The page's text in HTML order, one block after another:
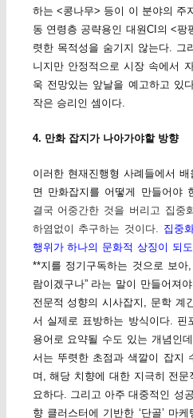
하는 <콩나무> 등이 이 분야의 주
동 연령층 공략용인 대원CI의 <팡
렷한 목적성을 숨기지 않는다.
니지만 안정적으로 시장 속에서
욱 전망있는 앞날을 예고하고 있
작은 승리인 셈이다.
4. 만화 잡지가 나아가야할 방향
이러한 현재진행형 사례들에서
면 만화잡지를 어떻게 만들어야
결국 어중간한 것을 버리고 집중
하염없이 추구하는 것이다. 집중
행위가 하나의 문화적 상징이 되
**지를 정기구독하는 것으로 보
람이겠구나” 라는 말이 만들어져
전문적 성향의 시사잡지, 문학 계
서 실제로 표방하는 방식이다. 핀
용어로 요약될 수도 있는 개념인
서는 뚜렷한 초점과 색깔이 잡지
며, 해당 치향에 대한 지극히 전문
요하다. 그리고 아주 대중적인 성
향 클러스터에 기반한 ‘단골’ 마